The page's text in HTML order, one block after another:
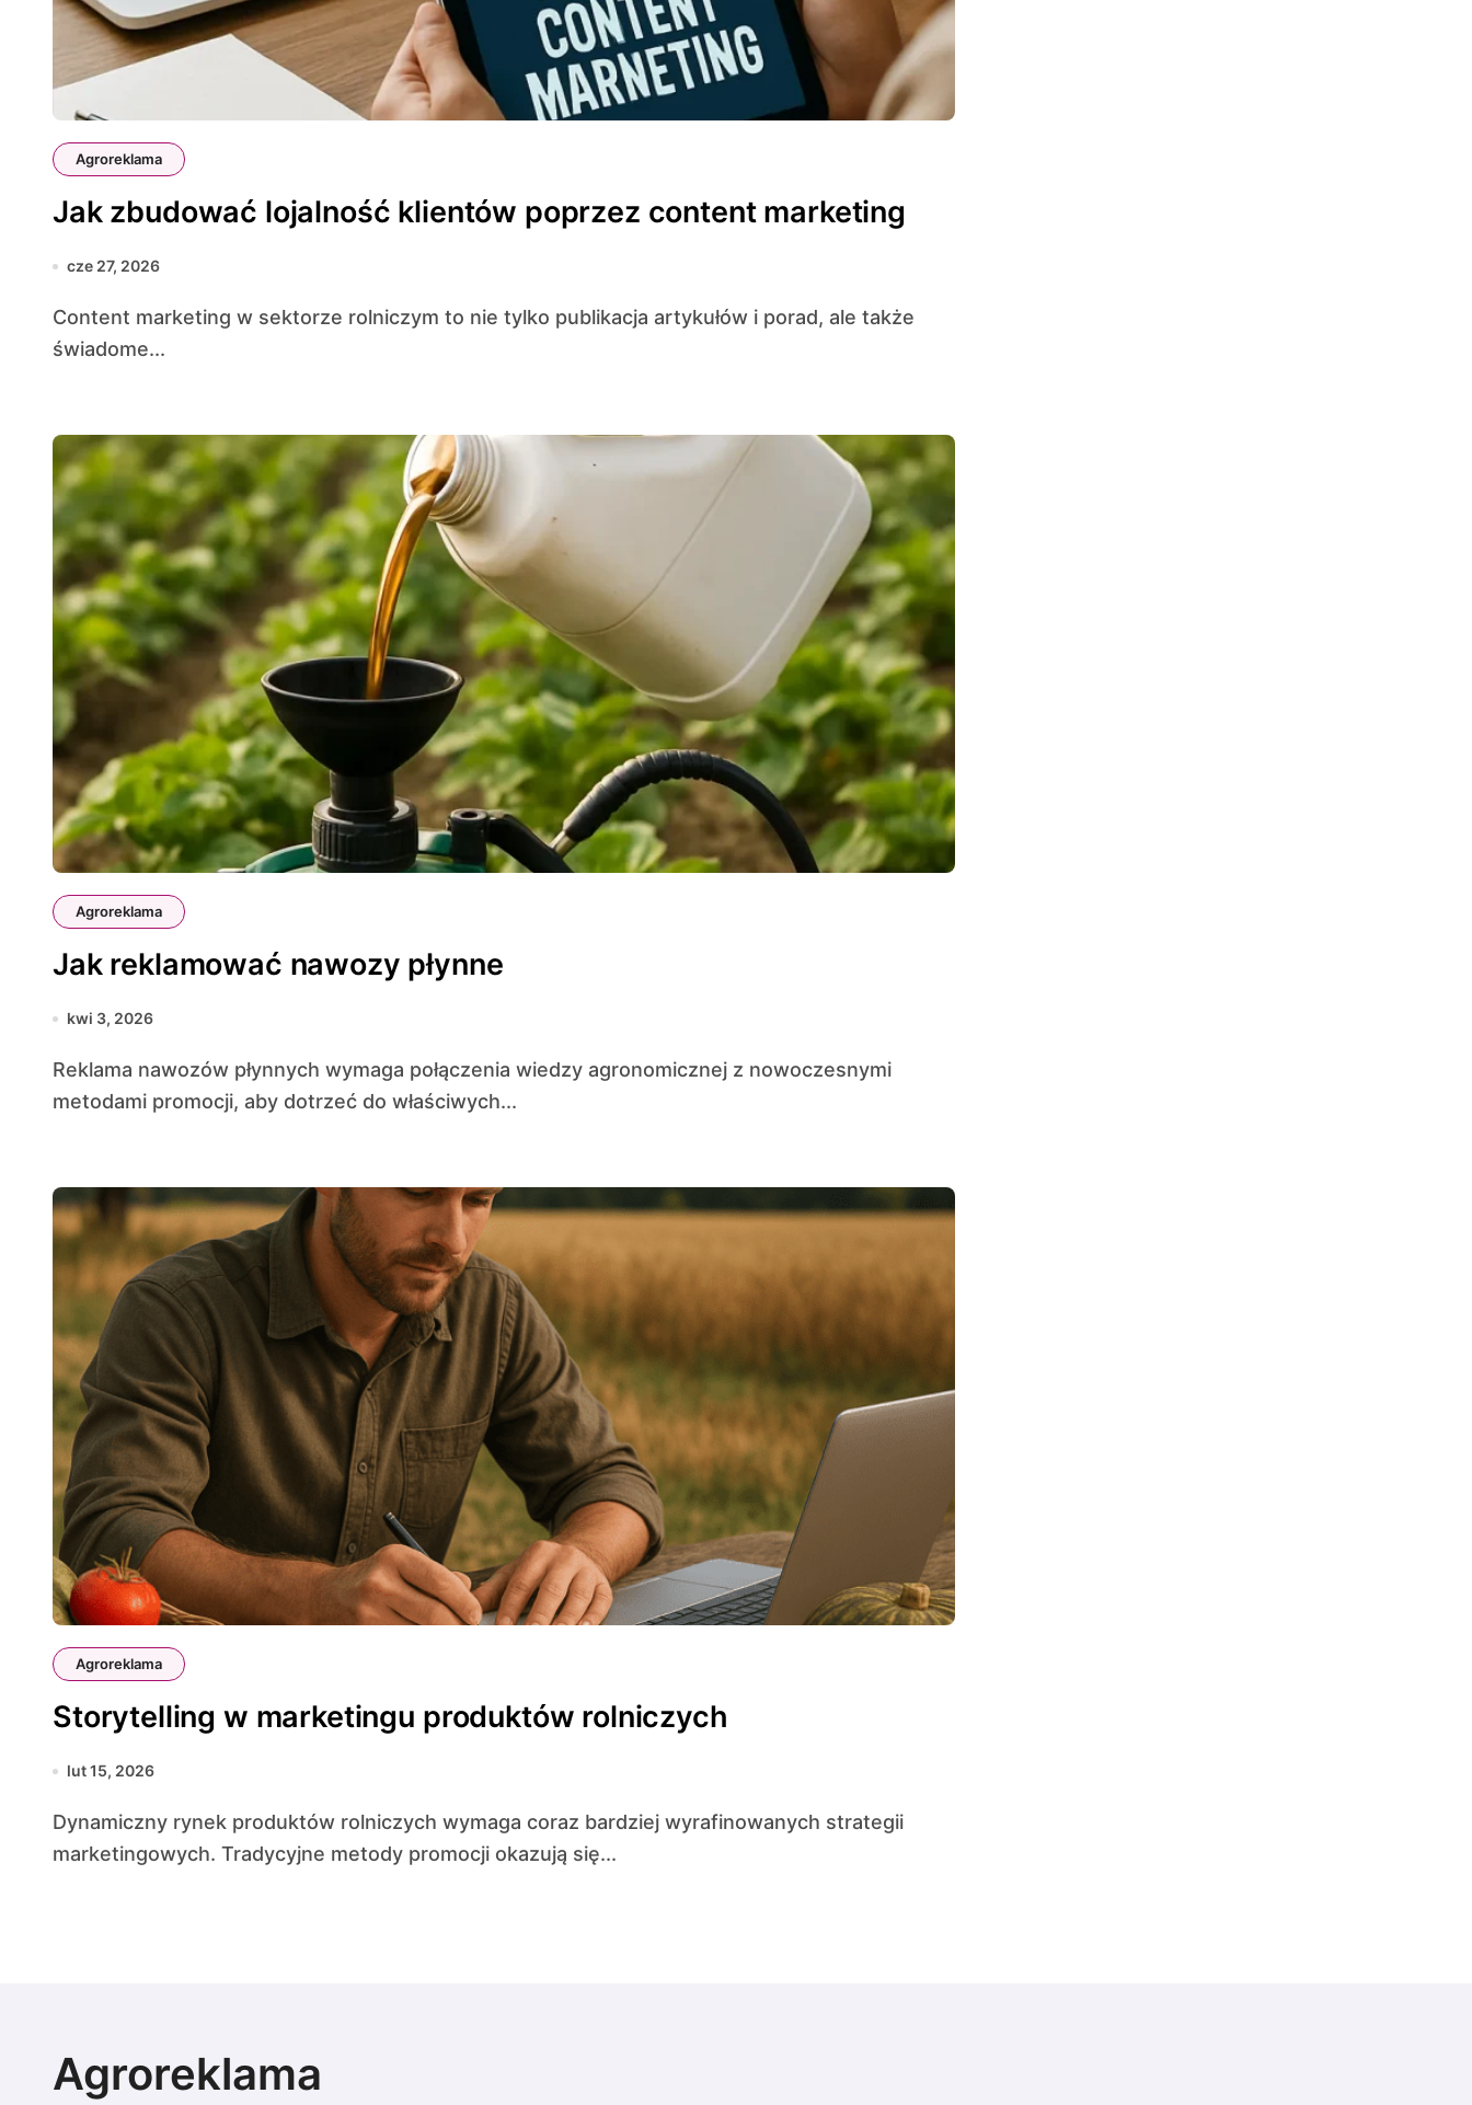
Agroreklama
Jak zbudować lojalność klientów poprzez content marketing
cze 27, 2026
Content marketing w sektorze rolniczym to nie tylko publikacja artykułów i porad, ale także
świadome...
Agroreklama
Jak reklamować nawozy płynne
kwi 3, 2026
Reklama nawozów płynnych wymaga połączenia wiedzy agronomicznej z nowoczesnymi
metodami promocji, aby dotrzeć do właściwych...
Agroreklama
Storytelling w marketingu produktów rolniczych
lut 15, 2026
Dynamiczny rynek produktów rolniczych wymaga coraz bardziej wyrafinowanych strategii
marketingowych. Tradycyjne metody promocji okazują się...
Agroreklama